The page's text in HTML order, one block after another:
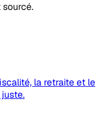
la retraite et le